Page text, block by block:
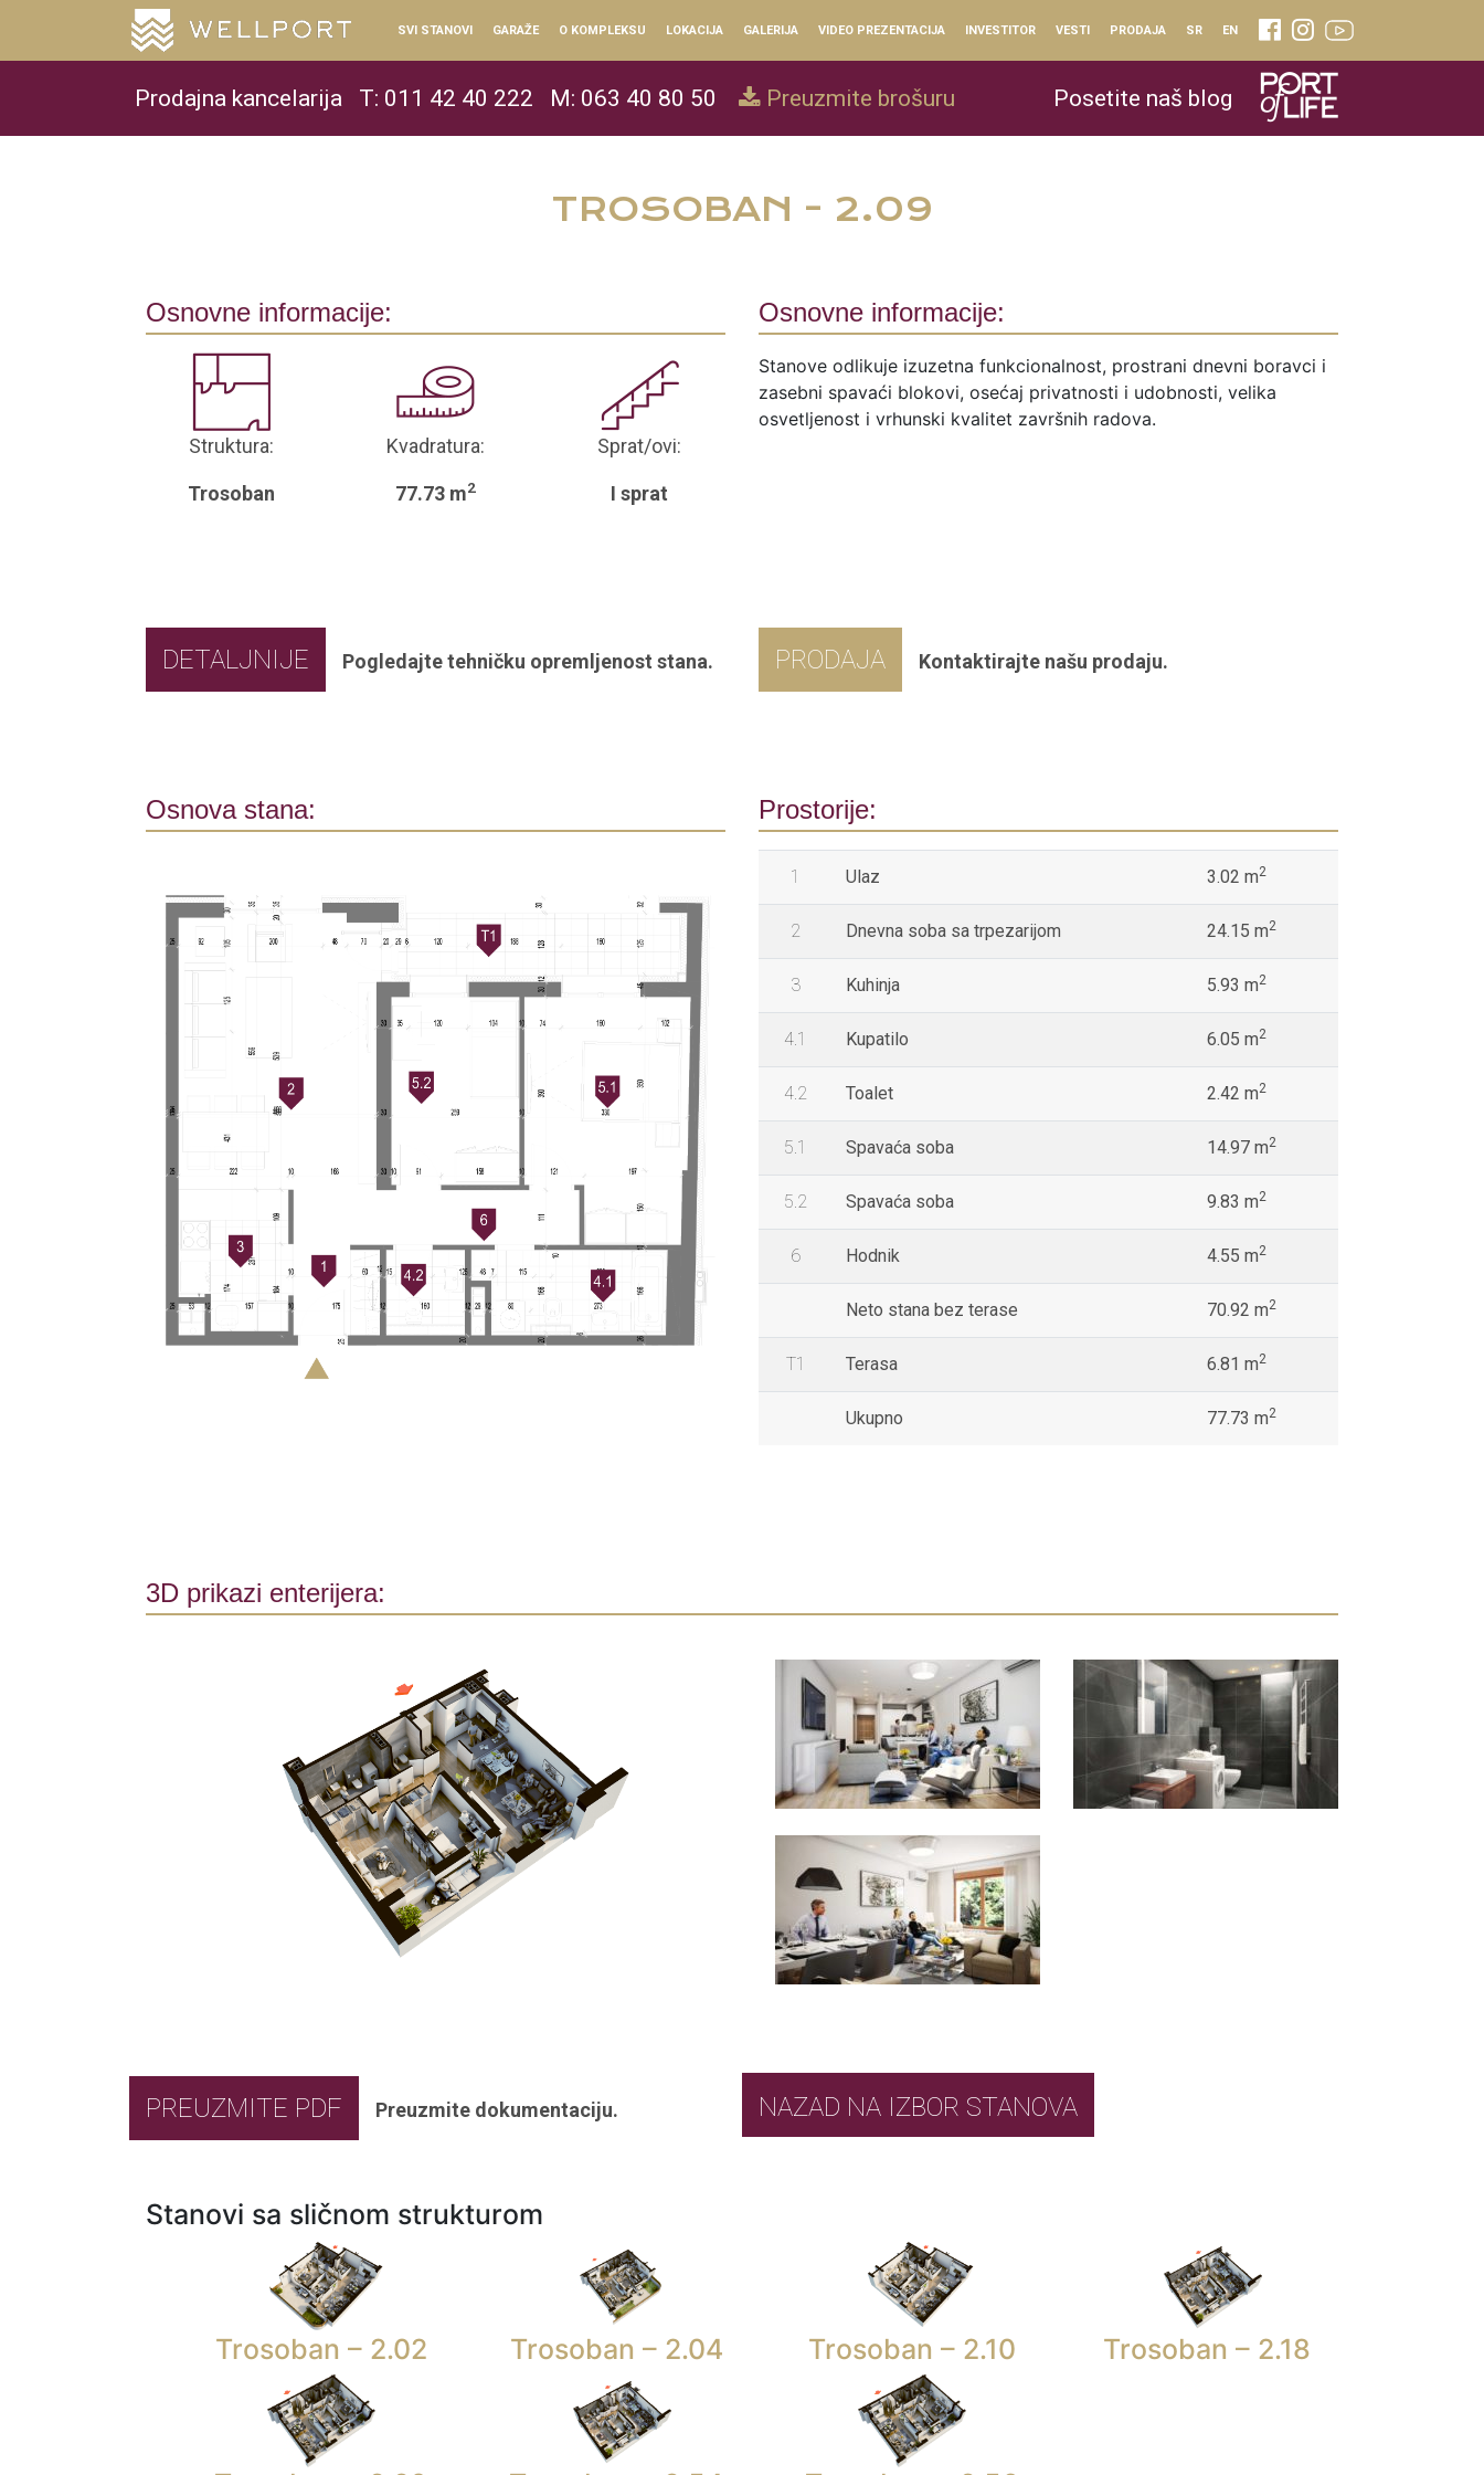
SVI STANOVI GARAŽE O KOMPLEKSU LOKACIJA GALERIJA VIDEO PREZENTACIJA INVESTITOR VESTI PRODAJA SR EN
Prodajna kancelarija T: 011 42 40 222 M: 063 40 80 50 Preuzmite brošuru Posetite naš blog
TROSOBAN - 2.09
Osnovne informacije:
Struktura:
Trosoban
Kvadratura:
77.73 m2
Sprat/ovi:
I sprat
DETALJNIJE Pogledajte tehničku opremljenost stana.
Osnovne informacije:
Stanove odlikuje izuzetna funkcionalnost, prostrani dnevni boravci i
zasebni spavaći blokovi, osećaj privatnosti i udobnosti, velika
osvetljenost i vrhunski kvalitet završnih radova.
PRODAJA Kontaktirajte našu prodaju.
Osnova stana: Prostorije:
1 Ulaz 3.02 m2
2 Dnevna soba sa trpezarijom 24.15 m2
3 Kuhinja 5.93 m2
4.1 Kupatilo 6.05 m2
4.2 Toalet 2.42 m2
5.1 Spavaća soba 14.97 m2
5.2 Spavaća soba 9.83 m2
6 Hodnik 4.55 m2
Neto stana bez terase 70.92 m2
T1 Terasa 6.81 m2
Ukupno 77.73 m2
3D prikazi enterijera:
PREUZMITE PDF Preuzmite dokumentaciju. NAZAD NA IZBOR STANOVA
Stanovi sa sličnom strukturom
Trosoban – 2.02 Trosoban – 2.04 Trosoban – 2.10 Trosoban – 2.18